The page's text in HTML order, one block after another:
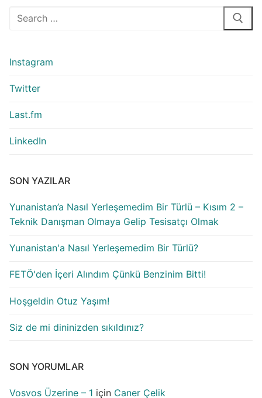
Arama:
Instagram
Twitter
Last.fm
LinkedIn
SON YAZILAR
Yunanistan’a Nasıl Yerleşemedim Bir Türlü – Kısım 2 –
Teknik Danışman Olmaya Gelip Tesisatçı Olmak
Yunanistan'a Nasıl Yerleşemedim Bir Türlü?
FETÖ'den İçeri Alındım Çünkü Benzinim Bitti!
Hoşgeldin Otuz Yaşım!
Siz de mi dininizden sıkıldınız?
SON YORUMLAR
Vosvos Üzerine – 1 için Caner Çelik